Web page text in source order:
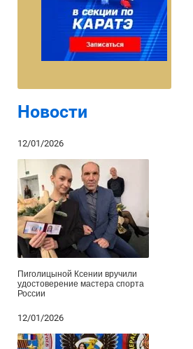
Новости
12/01/2026
Пиголицыной Ксении вручили
удостоверение мастера спорта
России
12/01/2026